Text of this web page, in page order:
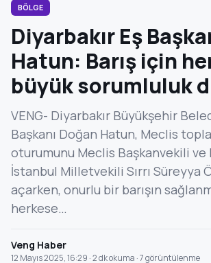
BÖLGE
Diyarbakır Eş
Hatun: Barış için
büyük sorumluluk
VENG- Diyarbakır Büyükşehir
Başkanı Doğan Hatun, Meclis
oturumunu Meclis Başkanvekili ve
İstanbul Milletvekili Sırrı Süreyya
açarken, onurlu bir barışın
herkese…
Veng Haber
12 Mayıs 2025, 16:29 · 2 dk okuma · 7 görüntülenme